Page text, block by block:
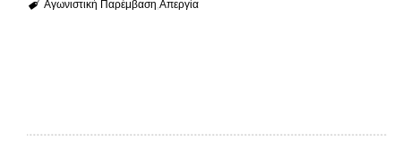
Αγωνιστική Παρέμβαση Απεργία